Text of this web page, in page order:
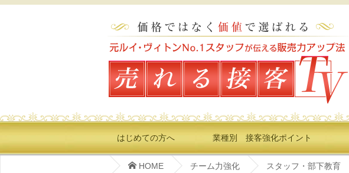
はじめての方へ 業種別 接客強化ポイント
HOME チーム力強化 スタッフ・部下教育